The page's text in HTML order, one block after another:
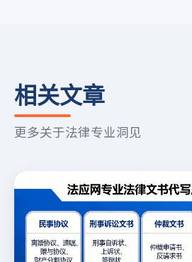
相关文章
更多关于法律专业洞见